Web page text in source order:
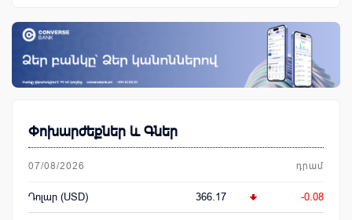
Փոխարժեքներ և Գներ
07/08/2026 դրամ
Դոլար (USD) 366.17 -0.08